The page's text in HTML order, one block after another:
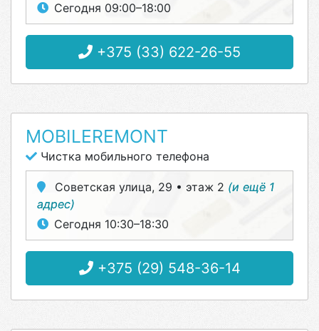
Сегодня 09:00–18:00
+375 (33) 622-26-55
MOBILEREMONT
Чистка мобильного телефона
Советская улица, 29 • этаж 2 (и ещё 1
адрес)
Сегодня 10:30–18:30
+375 (29) 548-36-14